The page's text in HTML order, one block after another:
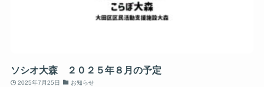
ソシオ大森 ２０２５年８月の予定
2025年7月25日 お知らせ